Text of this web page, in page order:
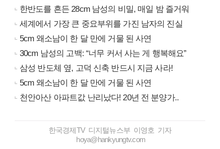
한반도를 흔든 28cm 남성의 비밀, 매일 밤 즐거워
세계에서 가장 큰 중요부위를 가진 남자의 진실
5cm 왜소남이 한 달 만에 거물 된 사연
30cm 남성의 고백: “너무 커서 사는 게 행복해요”
삼성 반도체 옆, 고덕 신축 반드시 지금 사라!
5cm 왜소남이 한 달 만에 거물 된 사연
천안아산 아파트값 난리났다! 20년 전 분양가..
한국경제TV 디지털뉴스부 이영호 기자
hoya@hankyungtv.com